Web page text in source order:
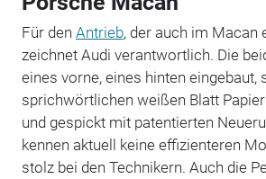
Für den Antrieb, der auch im Macan
zeichnet Audi verantwortlich. Die
eines vorne, eines hinten eingebaut,
sprichwörtlichen weißen Blatt
und gespickt mit patentierten
kennen aktuell keine effizienteren
stolz bei den Technikern. Auch die